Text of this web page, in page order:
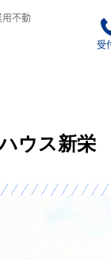
不動
受
ウス新栄